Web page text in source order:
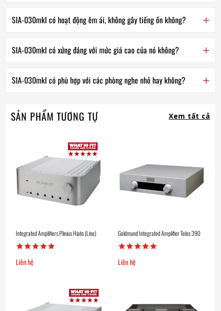
SIA-030mkI có hoạt động êm ái, không gây tiếng ồn không?
SIA-030mkI có xứng đáng với mức giá cao của nó không?
SIA-030mkI có phù hợp với các phòng nghe nhỏ hay không?
SẢN PHẨM TƯƠNG TỰ Xem tất cả
Integrated Amplifiers Plinius Hiato (Line)
Liên hệ
Goldmund Integrated Amplifier Telos 390
Liên hệ